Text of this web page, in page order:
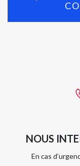
NOUS
En cas